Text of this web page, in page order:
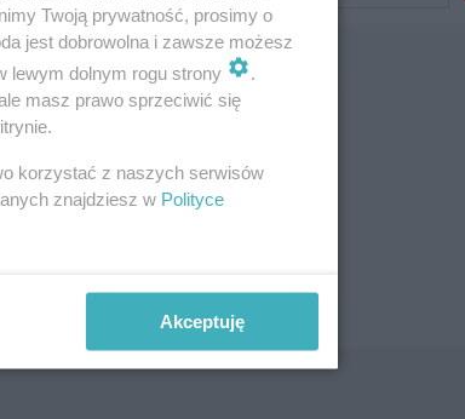
aktywne!
Twoją prywatność, prosimy o
jest dobrowolna i zawsze możesz
lewym dolnym rogu strony
masz prawo sprzeciwić się
korzystać z naszych serwisów
znajdziesz w Polityce
Akceptuję